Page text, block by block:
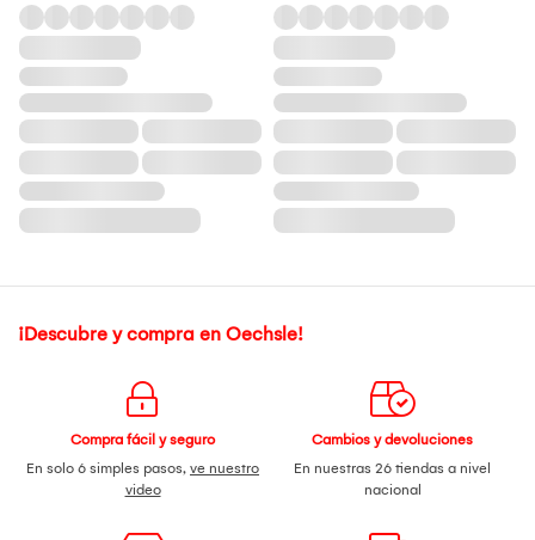
¡Descubre y compra en Oechsle!
Compra fácil y seguro
En solo 6 simples pasos, ve nuestro
video
Cambios y devoluciones
En nuestras 26 tiendas a nivel
nacional